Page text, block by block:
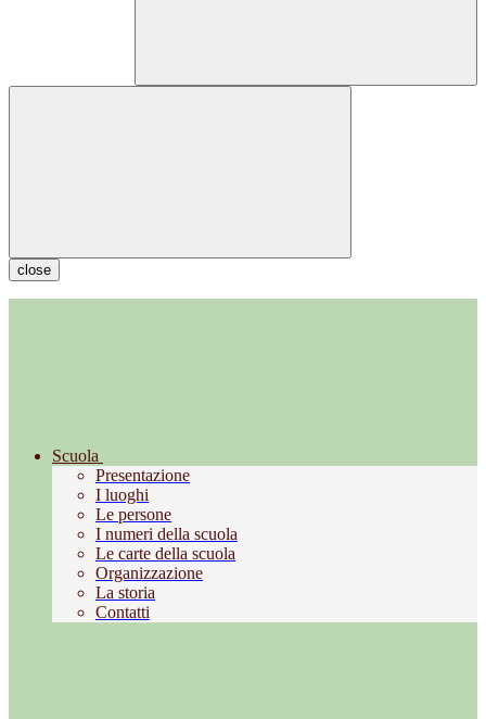
close
Scuola
Presentazione
I luoghi
Le persone
I numeri della scuola
Le carte della scuola
Organizzazione
La storia
Contatti